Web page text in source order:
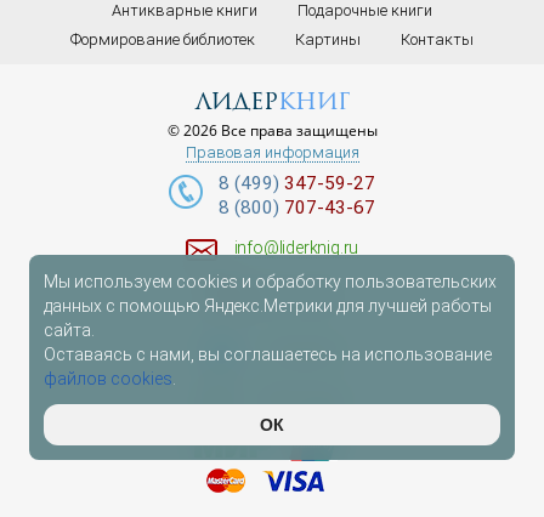
Антикварные книги
Подарочные книги
Формирование библиотек
Картины Контакты
лидеркниг
© 2026 Все права защищены
Правовая информация
8 (499) 347-59-27
8 (800) 707-43-67
info@liderknig.ru
Доставка
Telegram
WhatsApp
Мы используем cookies и обработку пользовательских
данных с помощью Яндекс.Метрики для лучшей работы
сайта.
Оставаясь с нами, вы соглашаетесь на использование
файлов cookies
ОК